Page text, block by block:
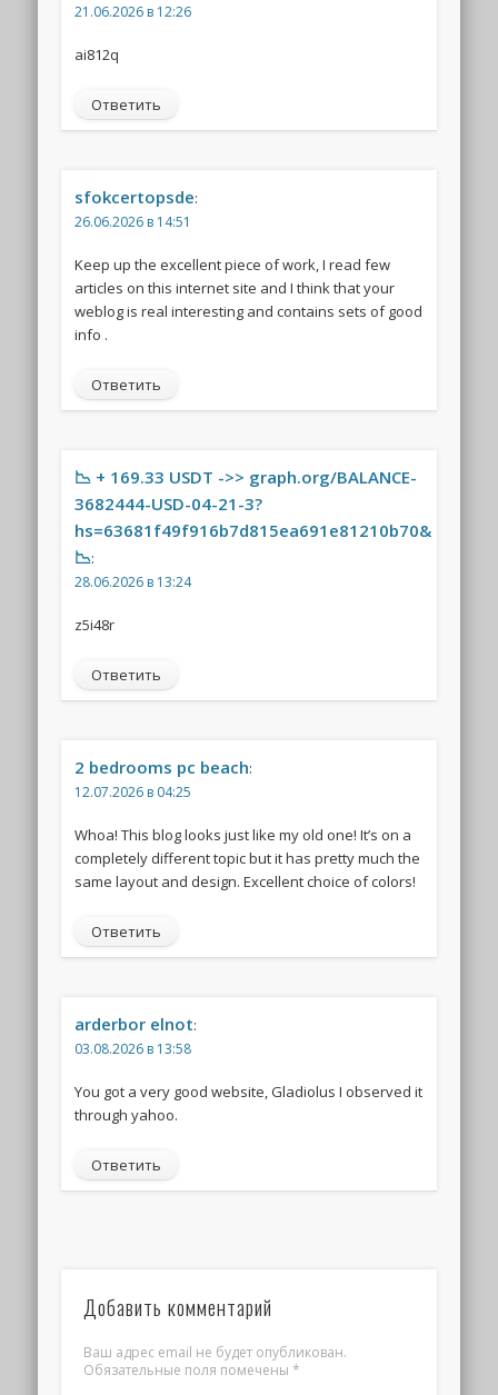
21.06.2026 в 12:26
ai812q
Ответить
sfokcertopsde:
26.06.2026 в 14:51
Keep up the excellent piece of work, I read few
articles on this internet site and I think that your
weblog is real interesting and contains sets of good
info .
Ответить
📉 + 169.33 USDT ->> graph.org/BALANCE-
3682444-USD-04-21-3?
hs=63681f49f916b7d815ea691e81210b70&
📉:
28.06.2026 в 13:24
z5i48r
Ответить
2 bedrooms pc beach:
12.07.2026 в 04:25
Whoa! This blog looks just like my old one! It’s on a
completely different topic but it has pretty much the
same layout and design. Excellent choice of colors!
Ответить
arderbor elnot:
03.08.2026 в 13:58
You got a very good website, Gladiolus I observed it
through yahoo.
Ответить
Добавить комментарий
Ваш адрес email не будет опубликован.
Обязательные поля помечены *